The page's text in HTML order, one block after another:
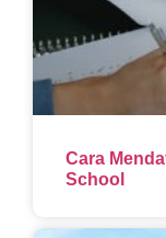
Cara
School